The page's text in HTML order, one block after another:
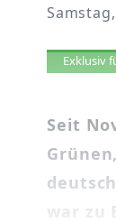
Exklusiv
Seit
war zu